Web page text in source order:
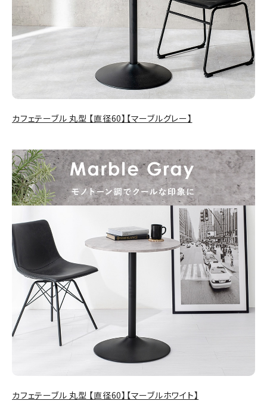
カフェテーブル 丸型 【直径60】【マーブルグレー】
カフェテーブル 丸型 【直径60】【マーブルホワイト】